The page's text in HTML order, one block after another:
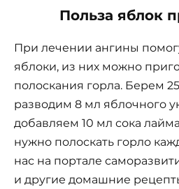
Польза яблок
При лечении ангины
яблоки, из них можно
полоскания горла. Берем
разводим 8 мл яблочного
добавляем 10 мл сока
нужно полоскать горло
нас на портале
и другие домашние